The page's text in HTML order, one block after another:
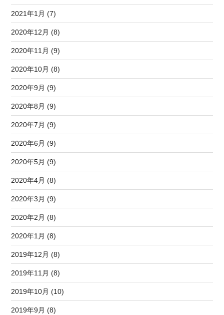
2021年1月 (7)
2020年12月 (8)
2020年11月 (9)
2020年10月 (8)
2020年9月 (9)
2020年8月 (9)
2020年7月 (9)
2020年6月 (9)
2020年5月 (9)
2020年4月 (8)
2020年3月 (9)
2020年2月 (8)
2020年1月 (8)
2019年12月 (8)
2019年11月 (8)
2019年10月 (10)
2019年9月 (8)